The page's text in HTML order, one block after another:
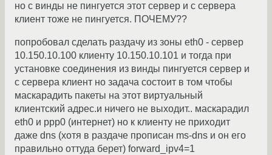
но с винды не пингуется этот сервер и с сервера
клиент тоже не пингуется. ПОЧЕМУ??
попробовал сделать раздачу из зоны eth0 - сервер
10.150.10.100 клиенту 10.150.10.101 и тогда при
установке соединения из винды пингуется сервер и
с сервера клиент но задача состоит в том чтобы
маскарадить пакеты на этот виртуальный
клиентский адрес.и ничего не выходит.. маскарадил
eth0 и ppp0 (интернет) но к клиенту не приходит
даже dns (хотя в раздаче прописан ms-dns и он его
правильно оттуда берет) forward_ipv4=1